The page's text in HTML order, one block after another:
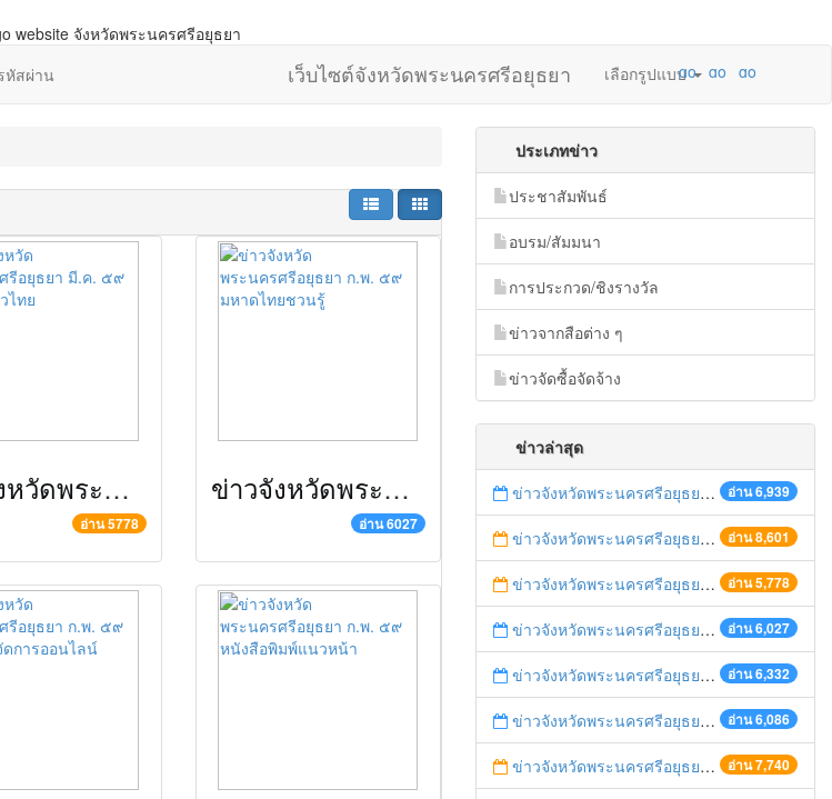
หัสผ่าน เว็บไซต์จังหวัดพระนครศรีอยุธยา เลือกรูปแบบ
ข่าวจังหวัดพระนครศรีอยุธยา มี.ค. ๕๙ สำนักข่าวไทย
อ่าน 5778
ข่าวจังหวัดพระนครศรีอยุธยา ก.พ. ๕๙ มหาดไทยชวนรู้
อ่าน 6027
ประเภทข่าว
ประชาสัมพันธ์
อบรม/สัมมนา
การประกวด/ชิงรางวัล
ข่าวจากสือต่าง ๆ
ข่าวจัดซื้อจัดจ้าง
ข่าวล่าสุด
อ่าน 6,939
ข่าวจังหวัดพระนครศรีอยุธยา มี.ค. ๕๙ หนังสือพิมพ์แนวหน้า
อ่าน 8,601
ข่าวจังหวัดพระนครศรีอยุธยา มี.ค. ๕๙ ATV เคเบิลเอทีวีอยุธยา
อ่าน 5,778
ข่าวจังหวัดพระนครศรีอยุธยา มี.ค. ๕๙ สำนักข่าวไทย
อ่าน 6,027
ข่าวจังหวัดพระนครศรีอยุธยา ก.พ. ๕๙ มหาดไทยชวนรู้
อ่าน 6,332
ข่าวจังหวัดพระนครศรีอยุธยา ก.พ. ๕๙ หนังสือพิมพ์ไทยรัฐ
อ่าน 6,086
ข่าวจังหวัดพระนครศรีอยุธยา ก.พ. ๕๙ ครอบครัวข่าว ๓
อ่าน 7,740
ข่าวจังหวัดพระนครศรีอยุธยา ก.พ. ๕๙ ASTV ผู้จัดการออนไลน์